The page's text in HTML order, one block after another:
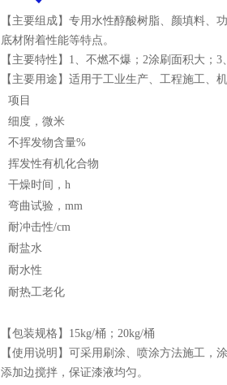
【主要组成】 专用水性醇酸树脂、颜填料、
底材附着性能等特点。
【主要特性】 1、不燃不爆； 2涂刷面积大； 3
【主要用途】 适用于工业生产、工程施工、
项目
细度，微米
不挥发物含量%
挥发性有机化合物
干燥时间， h
弯曲试验， mm
耐冲击性/cm
耐盐水
耐水性
耐热工老化
【包装规格】 15kg/桶； 20kg/桶
【使用说明 】 可采用刷涂、喷涂方法施工，
添加边搅拌，保证漆液均匀。